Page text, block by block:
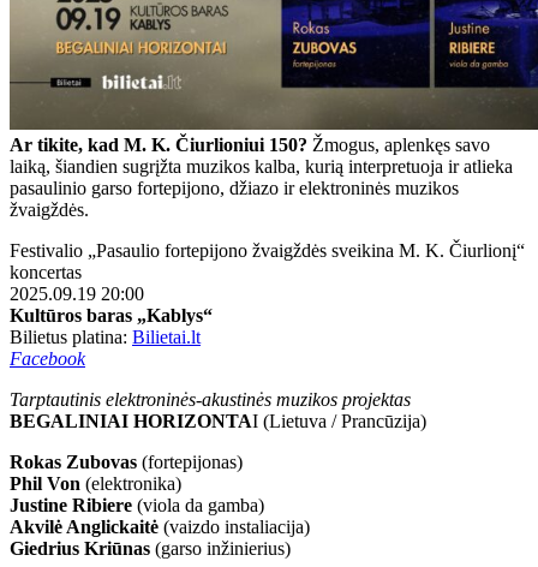
Ar tikite, kad M. K. Čiurlioniui 150? Žmogus, aplenkęs savo
laiką, šiandien sugrįžta muzikos kalba, kurią interpretuoja ir atlieka
pasaulinio garso fortepijono, džiazo ir elektroninės muzikos
žvaigždės.
Festivalio „Pasaulio fortepijono žvaigždės sveikina M. K. Čiurlionį“
koncertas
2025.09.19 20:00
Kultūros baras „Kablys“
Bilietus platina: Bilietai.lt
Facebook
Tarptautinis elektroninės-akustinės muzikos projektas
BEGALINIAI HORIZONTAI (Lietuva / Prancūzija)
Rokas Zubovas (fortepijonas)
Phil Von (elektronika)
Justine Ribiere (viola da gamba)
Akvilė Anglickaitė (vaizdo instaliacija)
Giedrius Kriūnas (garso inžinierius)